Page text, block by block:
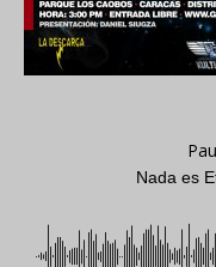
Nada es